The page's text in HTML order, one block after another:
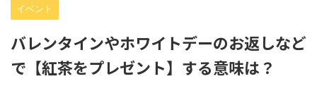
イベント
バレンタインやホワイトデーのお返しなど
で【紅茶をプレゼント】する意味は？